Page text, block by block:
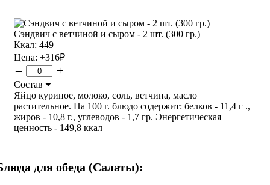
Сэндвич с ветчиной и сыром - 2 шт. (300 гр.)
Ккал: 449
Цена: +316₽
– +
Состав
Яйцо куриное, молоко, соль, ветчина, масло
растительное. На 100 г. блюдо содержит: белков - 11,4 г .,
жиров - 10,8 г., углеводов - 1,7 гр. Энергетическая
ценность - 149,8 ккал
для обеда (Салаты):